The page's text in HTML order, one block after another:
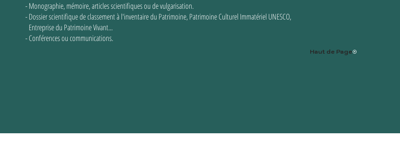
Haut de Page
- Monographie, mémoire, articles scientifiques ou de vulgarisation.
- Dossier scientifique de classement à l'inventaire du Patrimoine, Patrimoine Culturel Immatériel UNESCO,
Entreprise du Patrimoine Vivant...
- Conférences ou communications.